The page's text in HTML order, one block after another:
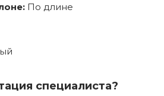
По длине
специалиста?